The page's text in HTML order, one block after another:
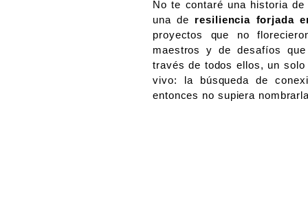
No te contaré una historia
una de resiliencia forjada
proyectos que no
maestros y de desafíos
través de todos ellos, un
vivo: la búsqueda de
entonces no supiera